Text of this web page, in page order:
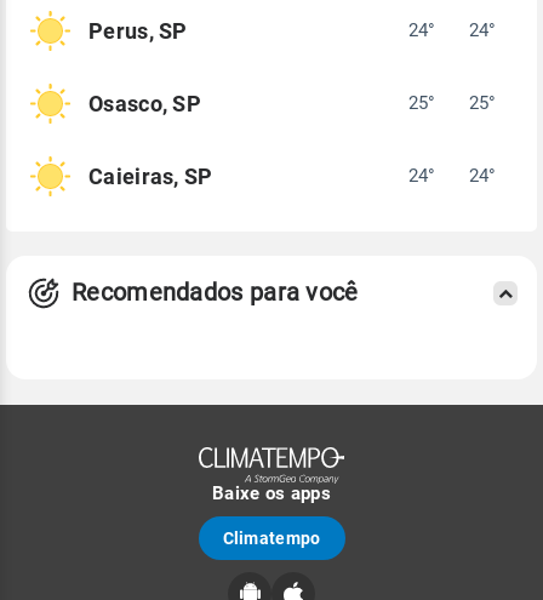
Perus, SP 24° 24°
Osasco, SP 25° 25°
Caieiras, SP 24° 24°
Recomendados para você
Baixe os apps
Climatempo